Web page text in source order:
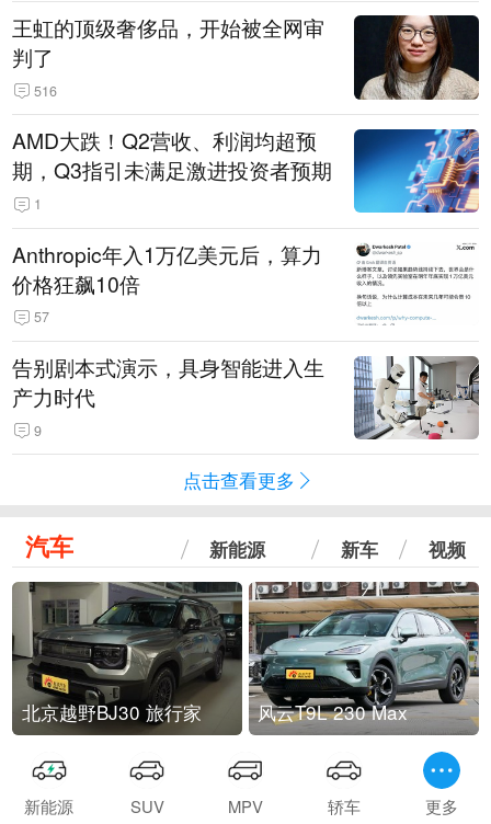
王虹的顶级奢侈品，开始被全网审
判了
516
AMD大跌！Q2营收、利润均超预
期，Q3指引未满足激进投资者预期
1
Anthropic年入1万亿美元后，算力
价格狂飙10倍
57
告别剧本式演示，具身智能进入生
产力时代
9
点击查看更多
汽车 新能源 新车 视频
北京越野BJ30 旅行家 风云T9L 230 Max
新能源 SUV MPV 轿车 更多